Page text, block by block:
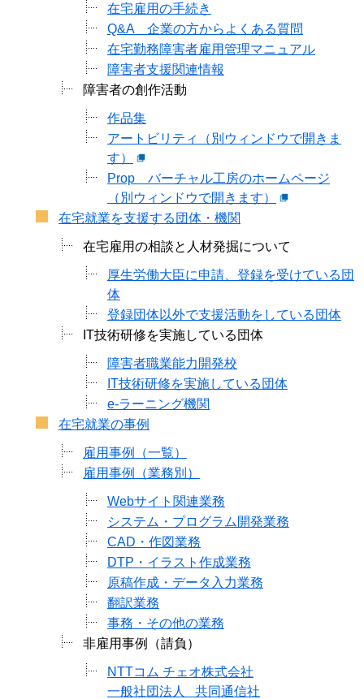
在宅雇用の手続き
Q&A 企業の方からよくある質問
在宅勤務障害者雇用管理マニュアル
障害者支援関連情報
障害者の創作活動
作品集
アートビリティ（別ウィンドウで開きま
す）
Prop バーチャル工房のホームページ
（別ウィンドウで開きます）
在宅就業を支援する団体・機関
在宅雇用の相談と人材発掘について
厚生労働大臣に申請、登録を受けている団
体
登録団体以外で支援活動をしている団体
IT技術研修を実施している団体
障害者職業能力開発校
IT技術研修を実施している団体
e-ラーニング機関
在宅就業の事例
雇用事例（一覧）
雇用事例（業務別）
Webサイト関連業務
システム・プログラム開発業務
CAD・作図業務
DTP・イラスト作成業務
原稿作成・データ入力業務
翻訳業務
事務・その他の業務
非雇用事例（請負）
NTTコム チェオ株式会社
一般社団法人 共同通信社